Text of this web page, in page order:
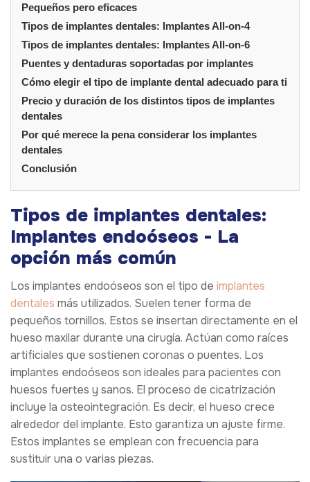
Pequeños pero eficaces
Tipos de implantes dentales: Implantes All-on-4
Tipos de implantes dentales: Implantes All-on-6
Puentes y dentaduras soportadas por implantes
Cómo elegir el tipo de implante dental adecuado para ti
Precio y duración de los distintos tipos de implantes
dentales
Por qué merece la pena considerar los implantes
dentales
Conclusión
Tipos de implantes dentales:
Implantes endoóseos - La
opción más común
Los implantes endoóseos son el tipo de implantes
dentales más utilizados. Suelen tener forma de
pequeños tornillos. Estos se insertan directamente en el
hueso maxilar durante una cirugía. Actúan como raíces
artificiales que sostienen coronas o puentes. Los
implantes endoóseos son ideales para pacientes con
huesos fuertes y sanos. El proceso de cicatrización
incluye la osteointegración. Es decir, el hueso crece
alrededor del implante. Esto garantiza un ajuste firme.
Estos implantes se emplean con frecuencia para
sustituir una o varias piezas.